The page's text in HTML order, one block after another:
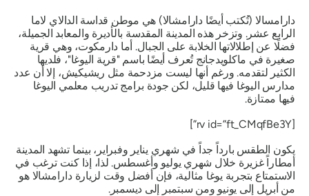
دارامسالا (تُكتب أيضًا دارامشالا) هي موطن قداسة الدالاي لاما
الرابع عشر. وتزخر هذه المدينة المقدسة بالأديرة والمعابد الجميلة،
فضلًا عن إطلالاتها الخلابة على الجبال. أما دارمكوت، وهي قرية
صغيرة في ماكلويدجانج تُعرف أيضًا باسم "قرية اليوغا"، فلديها
الكثير لتقدمه. ورغم أنها ليست مزدحمة مثل ريشيكيش، إلا أن عدد
مدارس اليوغا فيها قليل، لكن جودة برامج تدريب معلمي اليوغا
فيها ممتازة.
يكون الطقس بارداً جداً في شهري يناير وفبراير، بينما تشهد المدينة
أمطاراً غزيرة خلال شهري يوليو وأغسطس. لذا، إذا كنت ترغب في
الاستمتاع بتجربة يوغا مثالية، فإن أفضل وقت لزيارة دارامشالا هو
من أبريل إلى يونيو ومن سبتمبر إلى ديسمبر.